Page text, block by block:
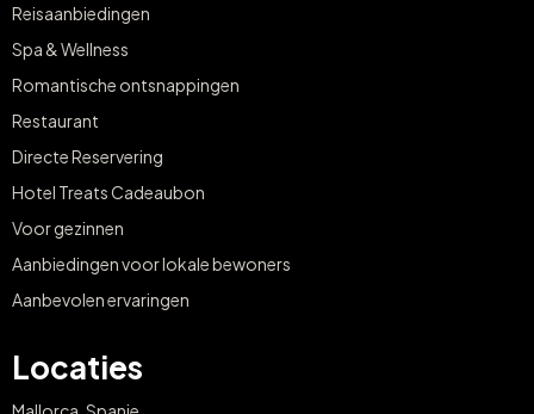
Reisaanbiedingen
Spa & Wellness
Romantische ontsnappingen
Restaurant
Directe Reservering
Hotel Treats Cadeaubon
Voor gezinnen
Aanbiedingen voor lokale bewoners
Aanbevolen ervaringen
Locaties